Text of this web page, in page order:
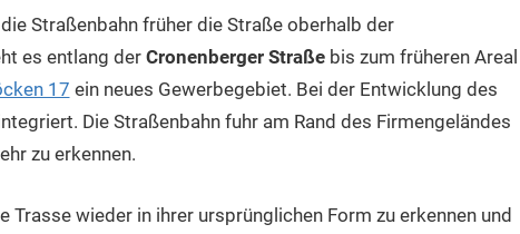
Straßenbahn früher die Straße oberhalb der
es entlang derCronenberger Straßebis zum früheren Areal
17 ein neues Gewerbegebiet. Bei der Entwicklung des
Die Straßenbahn fuhr am Rand des Firmengeländes
zu erkennen.
wieder in ihrer ursprünglichen Form zu erkennen und